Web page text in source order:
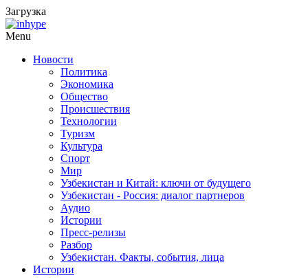
Загрузка
Menu
Новости
Политика
Экономика
Общество
Происшествия
Технологии
Туризм
Культура
Спорт
Мир
Узбекистан и Китай: ключи от будущего
Узбекистан - Россия: диалог партнеров
Аудио
Истории
Пресс-релизы
Разбор
Узбекистан. Факты, события, лица
Истории